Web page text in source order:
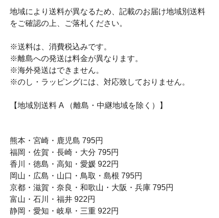
地域により送料が異なるため、記載のお届け地域別送料
をご確認の上、ご落札ください。
※送料は、消費税込みです。
※離島への発送は料金が異なります。
※海外発送はできません。
※のし・ラッピングには、対応致しておりません。
【地域別送料 A （離島・中継地域を除く）】
熊本・宮崎・鹿児島 795円
福岡・佐賀・長崎・大分 795円
香川・徳島・高知・愛媛 922円
岡山・広島・山口・鳥取・島根 795円
京都・滋賀・奈良・和歌山・大阪・兵庫 795円
富山・石川・福井 922円
静岡・愛知・岐阜・三重 922円